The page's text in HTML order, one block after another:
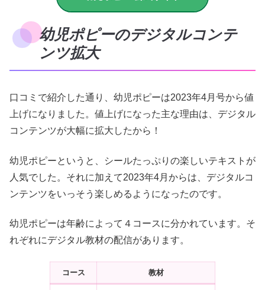
幼児ポピーのデジタルコンテ
ンツ拡大
口コミで紹介した通り、幼児ポピーは2023年4月号から値
上げになりました。値上げになった主な理由は、デジタル
コンテンツが大幅に拡大したから！
幼児ポピーというと、シールたっぷりの楽しいテキストが
人気でした。それに加えて2023年4月からは、デジタルコ
ンテンツをいっそう楽しめるようになったのです。
幼児ポピーは年齢によって４コースに分かれています。そ
れぞれにデジタル教材の配信があります。
コース 教材